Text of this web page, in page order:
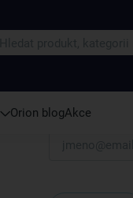
Orion blogAkce
Přihlaste se k
Váš e-mail